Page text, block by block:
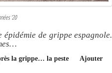
'20
de grippe espagnole.
la grippe… la peste
Ajouter